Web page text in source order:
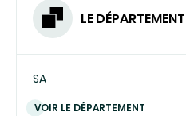
LE DÉPARTEMENT
SA
VOIR LE DÉPARTEMENT